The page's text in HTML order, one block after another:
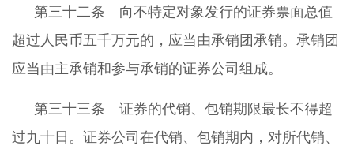
第三十二条 向不特定对象发行的证券票面总值
超过人民币五千万元的，应当由承销团承销。承销团
应当由主承销和参与承销的证券公司组成。
第三十三条 证券的代销、包销期限最长不得超
过九十日。证券公司在代销、包销期内，对所代销、